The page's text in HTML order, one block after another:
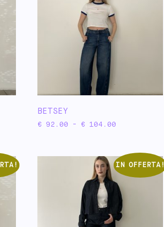
BETSEY
€ 92.00 - € 104.00
IN OFFERTA!